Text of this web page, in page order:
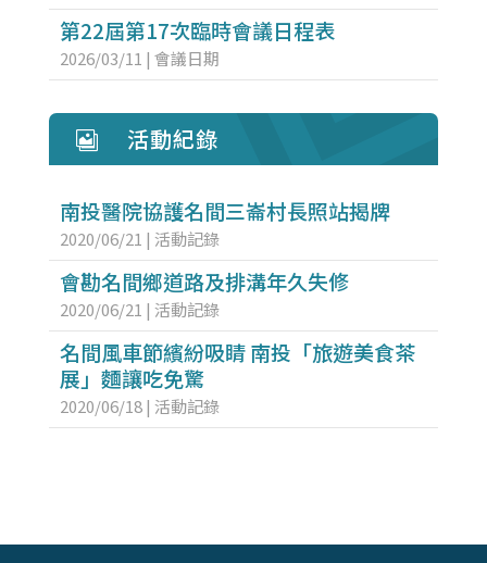
第22屆第17次臨時會議日程表
2026/03/11 | 會議日期
 活動紀錄
南投醫院協護名間三崙村長照站揭牌
2020/06/21 | 活動記錄
會勘名間鄉道路及排溝年久失修
2020/06/21 | 活動記錄
名間風車節繽紛吸睛 南投「旅遊美食茶
展」麵讓吃免驚
2020/06/18| 活動記錄